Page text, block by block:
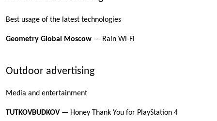
Best usage of the latest technologies
Geometry Global Moscow — Rain Wi-Fi
Outdoor advertising
Media and entertainment
TUTKOVBUDKOV — Honey Thank You for PlayStation 4